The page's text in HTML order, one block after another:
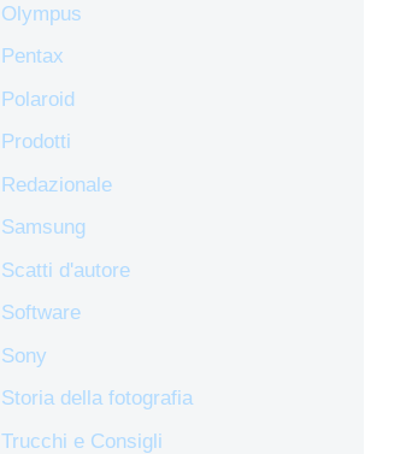
Olympus
Pentax
Polaroid
Prodotti
Redazionale
Samsung
Scatti d'autore
Software
Sony
Storia della fotografia
Trucchi e Consigli